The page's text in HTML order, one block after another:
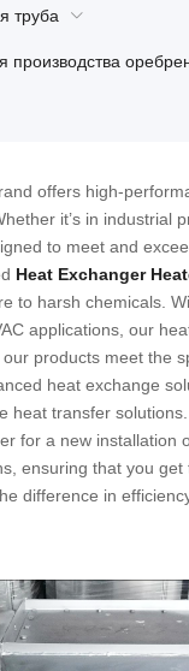
труба
offers high-
it’s in industrial
to meet and
Heat Exchanger
to harsh chemicals.
applications, our
products meet the
heat exchange
heat transfer solutions.
for a new installation
, ensuring that you
difference in